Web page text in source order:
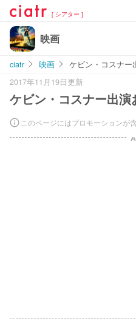
[ シアター ]
映画
ciatr 映画
ケビン・コスナー
2017年11月19日更新
ケビン・コスナー出
このページにはプロモーションが